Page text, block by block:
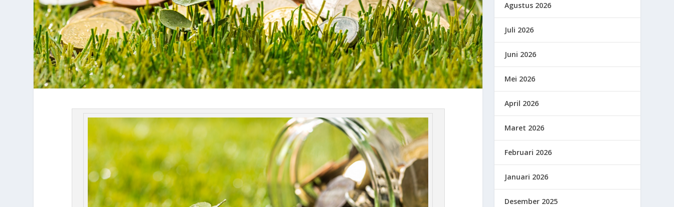
Agustus 2026
Juli 2026
Juni 2026
Mei 2026
April 2026
Maret 2026
Februari 2026
Januari 2026
Desember 2025